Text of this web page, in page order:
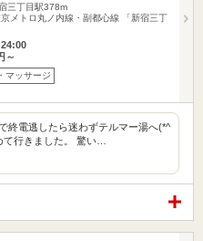
三丁目駅378m
京メトロ丸ノ内線・副都心線 「新宿三丁
～
マッサージ
終電逃したら迷わずテルマー湯へ(*^
て行きました。 驚い…